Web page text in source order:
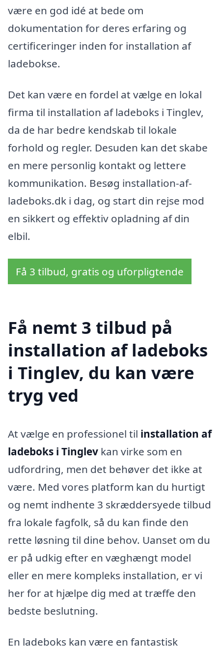
være en god idé at bede om
dokumentation for deres erfaring og
certificeringer inden for installation af
ladebokse.
Det kan være en fordel at vælge en lokal
firma til installation af ladeboks i Tinglev,
da de har bedre kendskab til lokale
forhold og regler. Desuden kan det skabe
en mere personlig kontakt og lettere
kommunikation. Besøg installation-af-
ladeboks.dk i dag, og start din rejse mod
en sikkert og effektiv opladning af din
elbil.
Få 3 tilbud, gratis og uforpligtende
Få nemt 3 tilbud på
installation af ladeboks
i Tinglev, du kan være
tryg ved
At vælge en professionel til installation af
ladeboks i Tinglev kan virke som en
udfordring, men det behøver det ikke at
være. Med vores platform kan du hurtigt
og nemt indhente 3 skræddersyede tilbud
fra lokale fagfolk, så du kan finde den
rette løsning til dine behov. Uanset om du
er på udkig efter en væghængt model
eller en mere kompleks installation, er vi
her for at hjælpe dig med at træffe den
bedste beslutning.
En ladeboks kan være en fantastisk